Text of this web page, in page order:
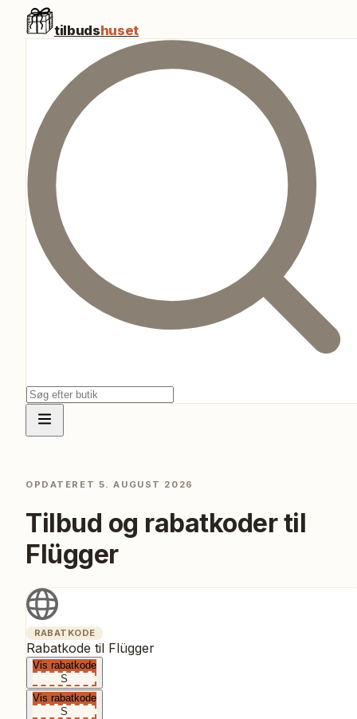
tilbudshuset
OPDATERET 5. AUGUST 2026
Tilbud og rabatkoder til
Flügger
RABATKODE
Rabatkode til Flügger
Vis rabatkode
S
Vis rabatkode
S